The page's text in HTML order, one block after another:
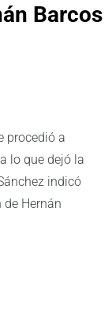
Barcos
procedió a
lo que dejó la
indicó
Hernán